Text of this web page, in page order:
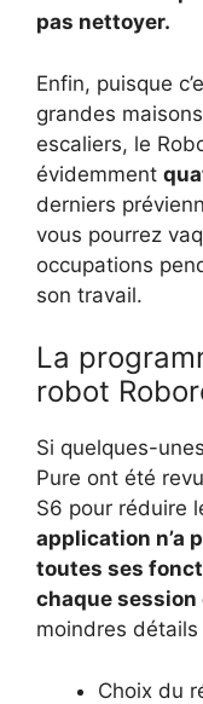
pas nettoyer.
Enfin, puisque
grandes
escaliers, le
évidemment
derniers
vous pourrez
occupations
son travail.
La
robot
Si quelques-
Pure ont été
S6 pour réduire
application n’a
toutes ses
chaque
moindres détails
Choix du